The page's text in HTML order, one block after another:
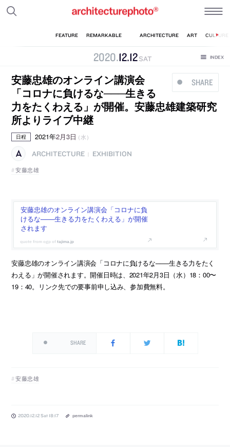
2020.12.12 SAT
SHARE
安藤忠雄のオンライン講演会
「コロナに負けるな───生きる
力をたくわえる」が開催。安藤忠雄建築研究
所よりライブ中継
日程 2021年2月3日（水）
ARCHITECTURE
EXHIBITION
安藤忠雄
安藤忠雄のオンライン講演会「コロナに負
けるな───生きる力をたくわえる」が開催
されます
tajima.jp
安藤忠雄のオンライン講演会「コロナに負けるな───生きる力をたく
わえる」が開催されます。開催日時は、2021年2月3日（水）18：00〜
19：40。リンク先での要事前申し込み、参加費無料。
SHARE
安藤忠雄
2020.12.12 Sat 18:17 permalink